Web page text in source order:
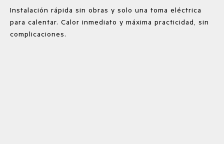
Instalación rápida sin obras y solo una toma eléctrica
para calentar. Calor inmediato y máxima practicidad, sin
complicaciones.